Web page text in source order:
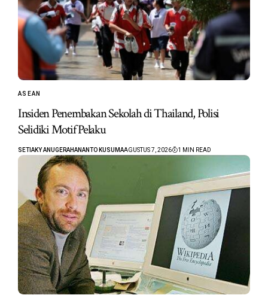
ASEAN
Insiden Penembakan Sekolah di Thailand, Polisi
Selidiki Motif Pelaku
SETIAKY ANUGERAHANANTO KUSUMAAGUSTUS 7, 2026 1 MIN READ